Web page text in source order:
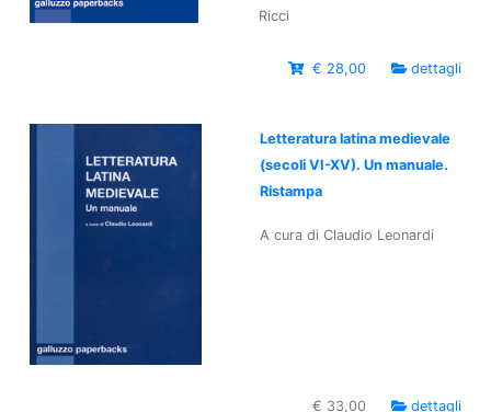
Ricci
€ 28,00 dettagli
Letteratura latina medievale
(secoli VI-XV). Un manuale.
Ristampa
A cura di Claudio Leonardi
€ 33,00 dettagli